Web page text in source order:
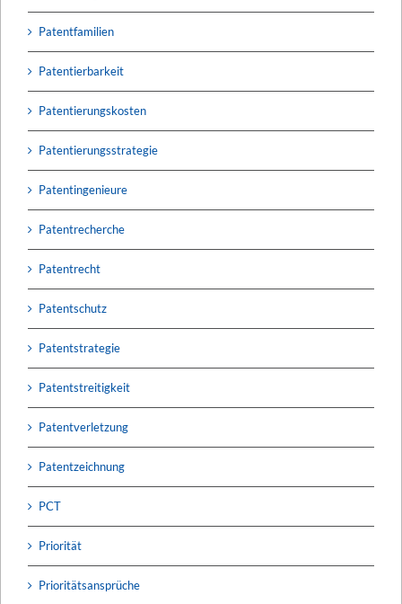
Patentfamilien
Patentierbarkeit
Patentierungskosten
Patentierungsstrategie
Patentingenieure
Patentrecherche
Patentrecht
Patentschutz
Patentstrategie
Patentstreitigkeit
Patentverletzung
Patentzeichnung
PCT
Priorität
Prioritätsansprüche